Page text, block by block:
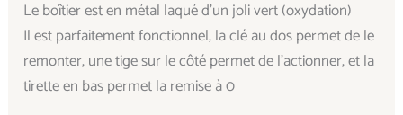
Le boîtier est en métal laqué d’un joli vert (oxydation)
Il est parfaitement fonctionnel, la clé au dos permet de le
remonter, une tige sur le côté permet de l’actionner, et la
tirette en bas permet la remise à 0